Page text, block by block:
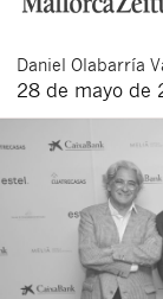
Daniel Olabarría
28 de mayo de